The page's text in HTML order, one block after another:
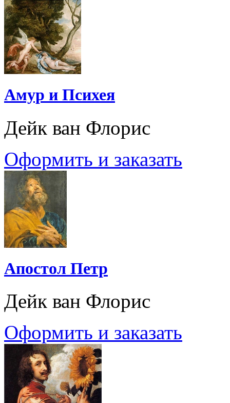
Амур и Психея
Дейк ван Флорис
Оформить и заказать
Апостол Петр
Дейк ван Флорис
Оформить и заказать